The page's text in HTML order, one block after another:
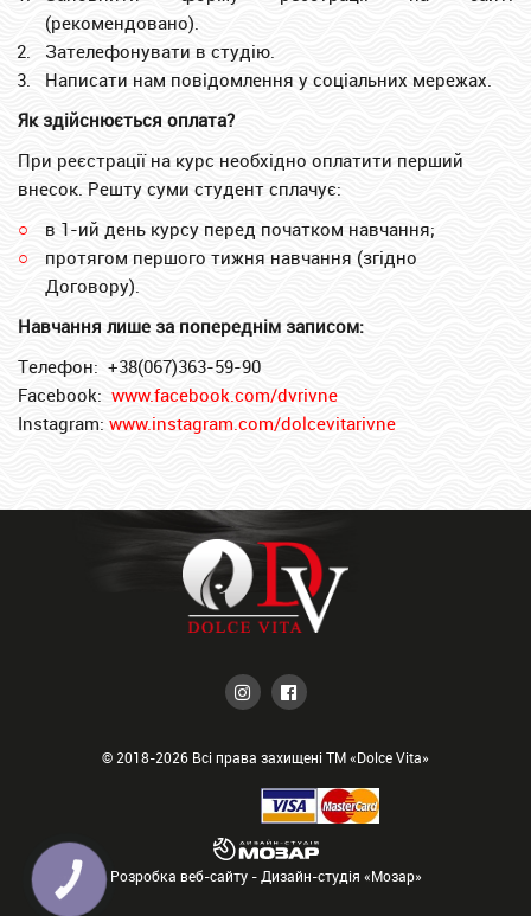
(рекомендовано).
Зателефонувати в студію.
Написати нам повідомлення у соціальних мережах.
Як здійснюється оплата?
При реєстрації на курс необхідно оплатити перший
внесок. Решту суми студент сплачує:
в 1-ий день курсу перед початком навчання;
протягом першого тижня навчання (згідно
Договору).
Навчання лише за попереднім записом:
Телефон: +38(067)363-59-90
Facebook: www.facebook.com/dvrivne
Instagram: www.instagram.com/dolcevitarivne
© 2018-2026 Всі права захищені ТМ «Dolce Vita»
Розробка веб-сайту- Дизайн-студія «Мозар»
КНОПКА
ЗВ'ЯЗКУ